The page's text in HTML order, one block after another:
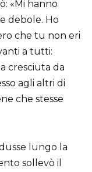
«Mi hanno
debole. Ho
che tu non eri
a tutti:
cresciuta da
agli altri di
che stesse
lungo la
sollevò il